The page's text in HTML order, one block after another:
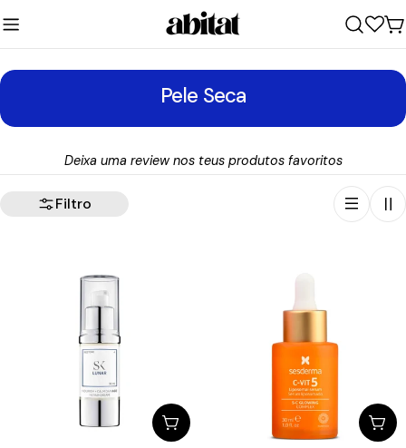
para
conteúdo
C
o
e
Pele Seca
Deixa uma review nos teus produtos favoritos
Filtro
Adicionar Ao Carrinho